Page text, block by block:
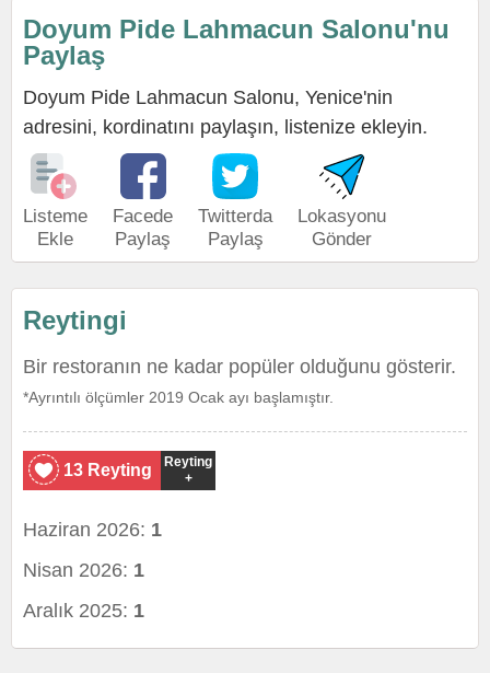
Doyum Pide Lahmacun Salonu'nu
Paylaş
Doyum Pide Lahmacun Salonu, Yenice'nin
adresini, kordinatını paylaşın, listenize ekleyin.
Listeme
Ekle
Facede
Paylaş
Twitterda
Paylaş
Lokasyonu
Gönder
Reytingi
Bir restoranın ne kadar popüler olduğunu gösterir.
*Ayrıntılı ölçümler 2019 Ocak ayı başlamıştır.
13 Reyting
Reyting
+
Haziran 2026: 1
Nisan 2026: 1
Aralık 2025: 1